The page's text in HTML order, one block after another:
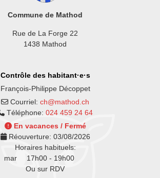
Commune de Mathod
Rue de La Forge 22
1438 Mathod
Contrôle des habitant·e·s
François-Philippe Décoppet
Courriel: ch@mathod.ch
Téléphone:024 459 24 64
En vacances / Fermé
Réouverture: 03/08/2026
Horaires habituels:
mar
17h00 - 19h00
Ou sur RDV